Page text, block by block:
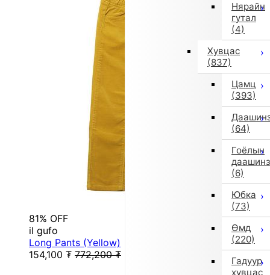
Нярайн
гутал
(4)
Хувцас
(837)
Цамц
(393)
(64)
Гоёлын
даашинз
(6)
Юбка
(73)
Өмд
(220)
Гадуур
хувцас
81% OFF
il gufo
Long Pants (Yellow)
154,100 ₮ 772,200 ₮